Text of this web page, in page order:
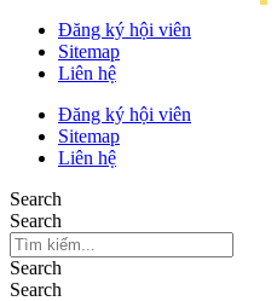
Đăng ký hội viên
Sitemap
Liên hệ
Đăng ký hội viên
Sitemap
Liên hệ
Search
Search
Search
Search